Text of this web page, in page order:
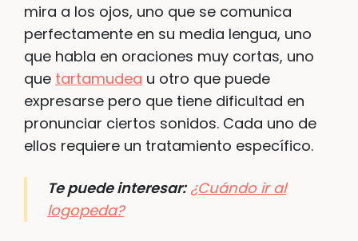
mira a los ojos, uno que se comunica
perfectamente en su media lengua, uno
que habla en oraciones muy cortas, uno
que tartamudea u otro que puede
expresarse pero que tiene dificultad en
pronunciar ciertos sonidos. Cada uno de
ellos requiere un tratamiento específico.
Te puede interesar: ¿Cuándo ir al
logopeda?